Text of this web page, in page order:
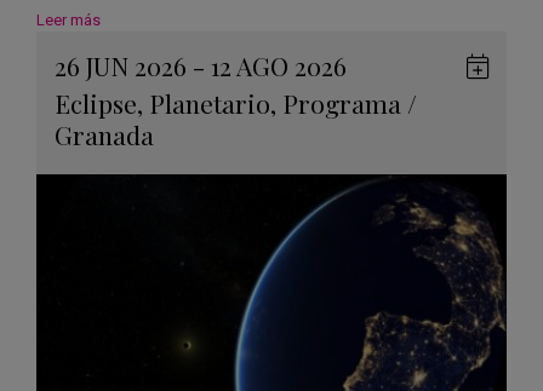
Leer más
26 JUN 2026 - 12 AGO 2026
Eclipse, Planetario, Programa /
Granada